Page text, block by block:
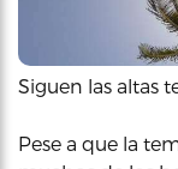
Siguen las altas
Pese a que la